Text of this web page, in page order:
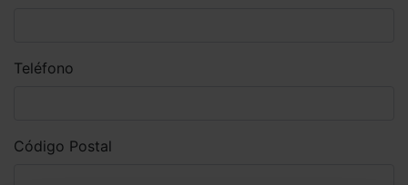
Teléfono
Código Postal